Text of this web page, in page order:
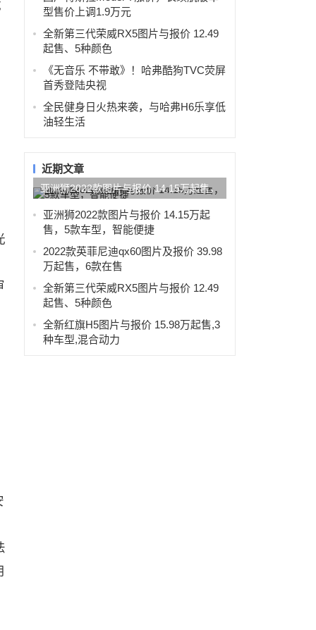
型售价上调1.9万元
全新第三代荣威RX5图片与报价 12.49
起售、5种颜色
《无音乐 不带敢》！哈弗酷狗TVC荧屏
首秀登陆央视
全民健身日火热来袭，与哈弗H6乐享低
油轻生活
近期文章
亚洲狮2022款图片与报价 14.15万起售，
5款车型，智能便捷
亚洲狮2022款图片与报价 14.15万起
售，5款车型，智能便捷
2022款英菲尼迪qx60图片及报价 39.98
万起售，6款在售
全新第三代荣威RX5图片与报价 12.49
起售、5种颜色
全新红旗H5图片与报价 15.98万起售,3
种车型,混合动力